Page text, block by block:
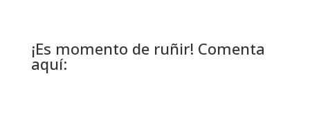
¡Es momento de ruñir! Comenta
aquí: